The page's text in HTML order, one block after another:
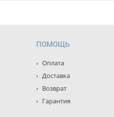
ПОМОЩЬ
Оплата
Доставка
Возврат
Гарантия